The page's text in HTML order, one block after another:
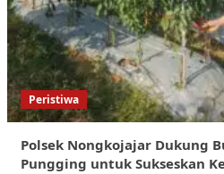
Peristiwa
Polsek Nongkojajar Dukung
Pungging untuk Sukseskan